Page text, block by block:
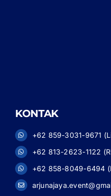
KONTAK
+62 859-3031-9671
+62 813-2623-1122
+62 858-8049-6494